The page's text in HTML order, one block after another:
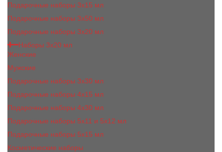
Подарочные наборы 3х15 мл
Подарочные наборы 3x50 мл
Подарочные наборы 3x20 мл
Наборы 3х20 мл
Женские
Мужские
Подарочные наборы 3х30 мл
Подарочные наборы 4x15 мл
Подарочные наборы 4x30 мл
Подарочные наборы 5x11 и 5х12 мл
Подарочные наборы 5x15 мл
Косметические наборы